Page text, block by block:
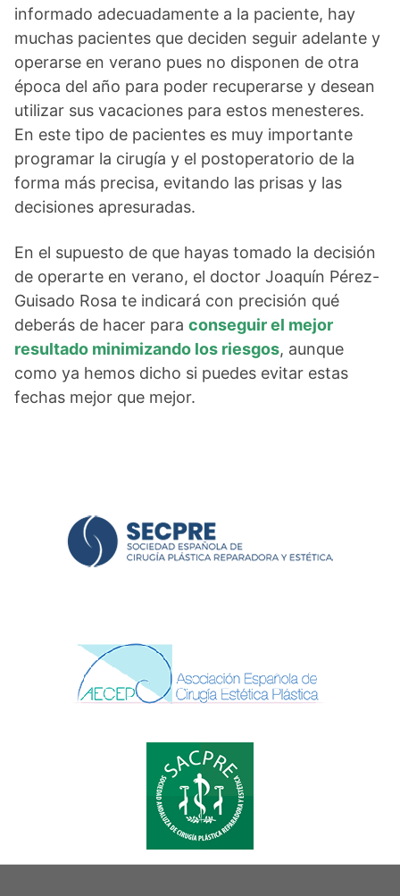
informado adecuadamente a la paciente, hay
muchas pacientes que deciden seguir adelante y
operarse en verano pues no disponen de otra
época del año para poder recuperarse y desean
utilizar sus vacaciones para estos menesteres.
En este tipo de pacientes es muy importante
programar la cirugía y el postoperatorio de la
forma más precisa, evitando las prisas y las
decisiones apresuradas.
En el supuesto de que hayas tomado la decisión
de operarte en verano, el doctor Joaquín Pérez-
Guisado Rosa te indicará con precisión qué
deberás de hacer para conseguir el mejor
resultado minimizando los riesgos, aunque
como ya hemos dicho si puedes evitar estas
fechas mejor que mejor.